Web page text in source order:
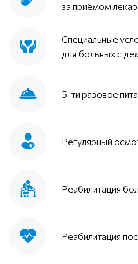
за приёмом
Специальные
для больных с
5-ти разовое
Регулярный
Реабилитация
Реабилитация